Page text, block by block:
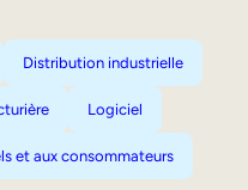
Distribution industrielle
Logiciel
et aux consommateurs